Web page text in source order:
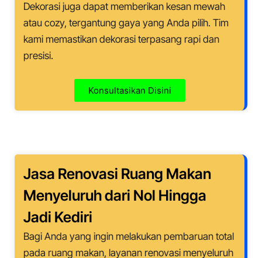
Dekorasi juga dapat memberikan kesan mewah
atau cozy, tergantung gaya yang Anda pilih. Tim
kami memastikan dekorasi terpasang rapi dan
presisi.
Konsultasikan Disini
Jasa Renovasi Ruang Makan
Menyeluruh dari Nol Hingga
Jadi Kediri
Bagi Anda yang ingin melakukan pembaruan total
pada ruang makan, layanan renovasi menyeluruh